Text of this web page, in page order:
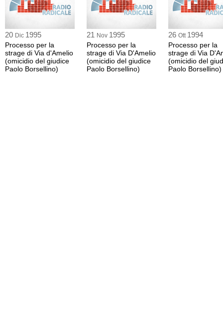
20 Dic 1995
Processo per la
strage di Via d'Amelio
(omicidio del giudice
Paolo Borsellino)
21 Nov 1995
Processo per la
strage di Via D'Amelio
(omicidio del giudice
Paolo Borsellino)
26 Ott 1994
Processo per la
strage di Via
(omicidio del
Paolo Borsellino)